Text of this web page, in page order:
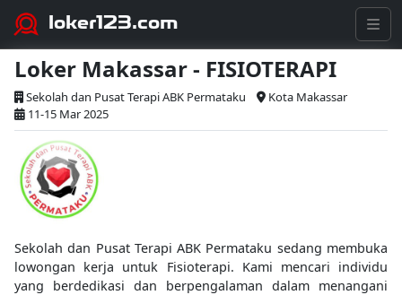
loker123.com
Loker Makassar - FISIOTERAPI
Sekolah dan Pusat Terapi ABK Permataku
Kota Makassar
11-15 Mar 2025
Sekolah dan Pusat Terapi ABK Permataku sedang membuka
lowongan kerja untuk Fisioterapi. Kami mencari individu
yang berdedikasi dan berpengalaman dalam menangani